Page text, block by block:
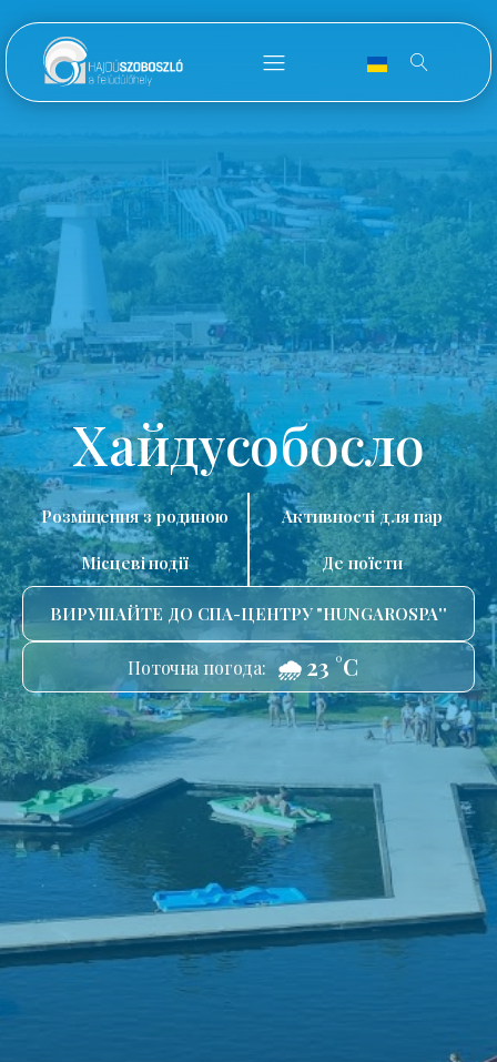
Хайдусобосло
Розміщення з родиною Активності для пар
Місцеві події Де поїсти
ВИРУШАЙТЕ ДО СПА-ЦЕНТРУ "HUNGAROSPA''
Поточна погода: 🌧️ 23 °C